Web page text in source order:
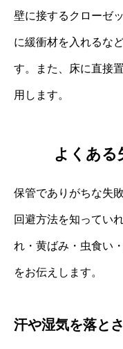
壁に接するクローゼ
に緩衝材を入れるな
す。また、床に直接
用します。
よくある
保管でありがちな失
回避方法を知ってい
れ・黄ばみ・虫食い
をお伝えします。
汗や湿気を落と